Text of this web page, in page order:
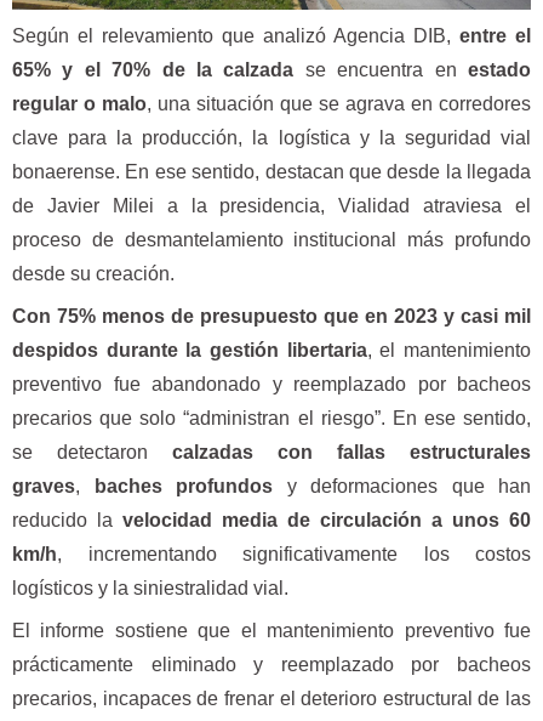
Según el relevamiento que analizó Agencia DIB, entre el
65% y el 70% de la calzada se encuentra enestado
regular o malo, una situación que se agrava en corredores
clave para la producción, la logística y la seguridad vial
bonaerense. En ese sentido, destacan que desde la llegada
de Javier Milei a la presidencia, Vialidad atraviesa el
proceso de desmantelamiento institucional más profundo
desde su creación.
Con 75% menos de presupuesto que en 2023 y casi mil
despidos durante la gestión libertaria, el mantenimiento
preventivo fue abandonado y reemplazado por bacheos
precarios que solo “administran el riesgo”. En ese sentido,
se detectaron calzadas con fallas estructurales
graves, baches profundos y deformaciones que han
reducido la velocidad media de circulación a unos 60
km/h, incrementando significativamente los costos
logísticos y la siniestralidad vial.
El informe sostiene que el mantenimiento preventivo fue
prácticamente eliminado y reemplazado por bacheos
precarios, incapaces de frenar el deterioro estructural de las